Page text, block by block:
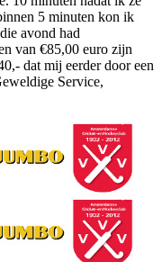
5 minuten kon ik
avond had
van €85,00 euro zijn
dat mij eerder door een
Service,